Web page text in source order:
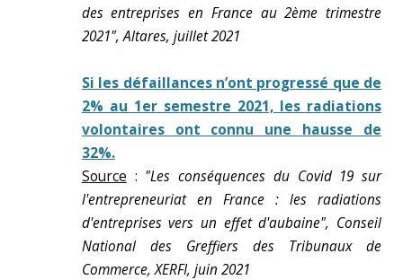
des entreprises en France au 2ème trimestre
2021", Altares, juillet 2021
Si les défaillances n’ont progressé que de
2% au 1er semestre 2021, les radiations
volontaires ont connu une hausse de
32%.
Source : "Les conséquences du Covid 19 sur
l'entrepreneuriat en France : les radiations
d'entreprises vers un effet d'aubaine", Conseil
National des Greffiers des Tribunaux de
Commerce, XERFI, juin 2021